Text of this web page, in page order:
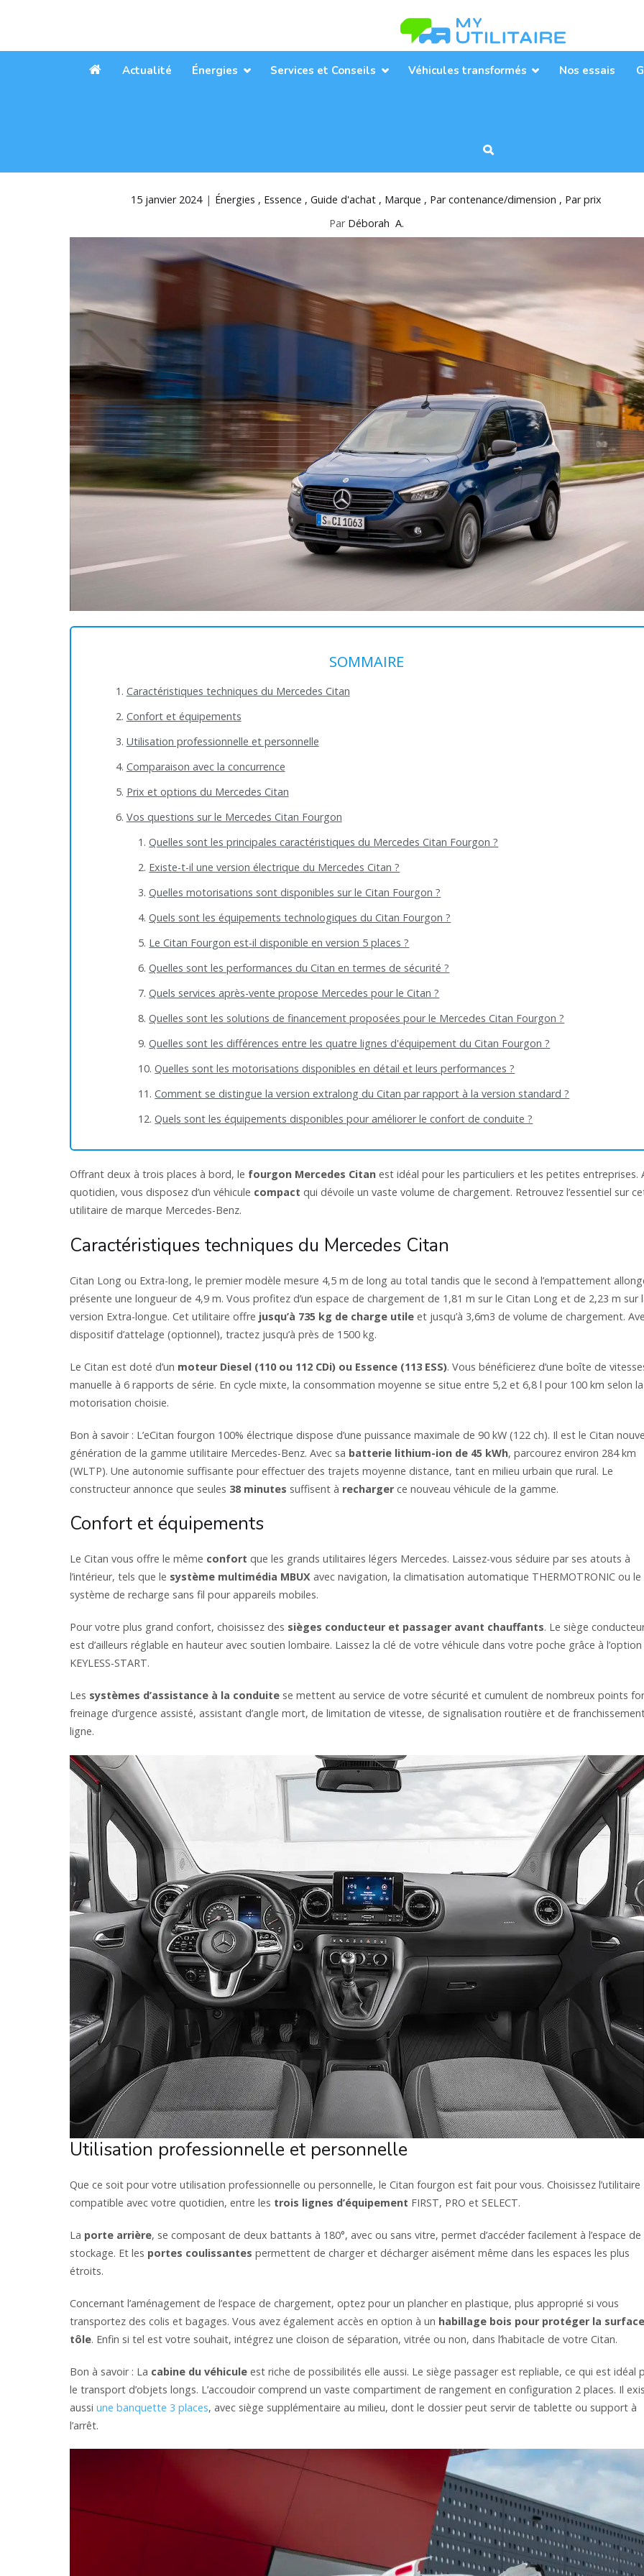
MyUtilitaire
AccueilActualité Énergies Services et Conseils Véhicules transformés Nos essais
15 janvier 2024 Énergies Essence Guide d'achat Marque Par contenance/dimension
Par prix
Par Déborah A.
SOMMAIRE
Caractéristiques techniques du Mercedes Citan
Confort et équipements
Utilisation professionnelle et personnelle
Comparaison avec la concurrence
Prix et options du Mercedes Citan
Vos questions sur le Mercedes Citan Fourgon
Quelles sont les principales caractéristiques du Mercedes Citan Fourgon ?
Existe-t-il une version électrique du Mercedes Citan ?
Quelles motorisations sont disponibles sur le Citan Fourgon ?
Quels sont les équipements technologiques du Citan Fourgon ?
Le Citan Fourgon est-il disponible en version 5 places ?
Quelles sont les performances du Citan en termes de sécurité ?
Quels services après-vente propose Mercedes pour le Citan ?
Quelles sont les solutions de financement proposées pour le Mercedes Citan Fourgon ?
Quelles sont les différences entre les quatre lignes d'équipement du Citan Fourgon ?
Quelles sont les motorisations disponibles en détail et leurs performances ?
Comment se distingue la version extralong du Citan par rapport à la version standard ?
Quels sont les équipements disponibles pour améliorer le confort de conduite ?
Offrant deux à trois places à bord, le fourgon Mercedes Citan est idéal pour les particuliers et les petites entreprises.
quotidien, vous disposez d’un véhicule compact qui dévoile un vaste volume de chargement. Retrouvez l’essentiel sur
utilitaire de marque Mercedes-Benz.
Caractéristiques techniques du Mercedes Citan
Citan Long ou Extra-long, le premier modèle mesure 4,5 m de long au total tandis que le second à l’empattement
présente une longueur de 4,9 m. Vous profitez d’un espace de chargement de 1,81 m sur le Citan Long et de 2,23 m sur
version Extra-longue. Cet utilitaire offre jusqu’à 735 kg de charge utile et jusqu’à 3,6m3 de volume de chargement.
dispositif d’attelage (optionnel), tractez jusqu’à près de 1500 kg.
Le Citan est doté d’un moteur Diesel (110 ou 112 CDi) ou Essence (113 ESS). Vous bénéficierez d’une boîte de
manuelle à 6 rapports de série. En cycle mixte, la consommation moyenne se situe entre 5,2 et 6,8 l pour 100 km selon la
motorisation choisie.
Bon à savoir : L’eCitan fourgon 100% électrique dispose d’une puissance maximale de 90 kW (122 ch). Il est le Citan
génération de la gamme utilitaire Mercedes-Benz. Avec sa batterie lithium-ion de 45 kWh, parcourez environ 284 km
(WLTP). Une autonomie suffisante pour effectuer des trajets moyenne distance, tant en milieu urbain que rural. Le
constructeur annonce que seules 38 minutes suffisent à recharger ce nouveau véhicule de la gamme.
Confort et équipements
Le Citan vous offre le même confort que les grands utilitaires légers Mercedes. Laissez-vous séduire par ses atouts à
l’intérieur, tels que le système multimédia MBUX avec navigation, la climatisation automatique THERMOTRONIC ou le
système de recharge sans fil pour appareils mobiles.
Pour votre plus grand confort, choisissez des sièges conducteur et passager avant chauffants. Le siège
est d’ailleurs réglable en hauteur avec soutien lombaire. Laissez la clé de votre véhicule dans votre poche grâce à l’option
KEYLESS-START.
Les systèmes d’assistance à la conduite se mettent au service de votre sécurité et cumulent de nombreux points
freinage d’urgence assisté, assistant d’angle mort, de limitation de vitesse, de signalisation routière et de
ligne.
Utilisation professionnelle et personnelle
Que ce soit pour votre utilisation professionnelle ou personnelle, le Citan fourgon est fait pour vous. Choisissez l’utilitaire
compatible avec votre quotidien, entre les trois lignes d’équipement FIRST, PRO et SELECT.
La porte arrière, se composant de deux battants à 180°, avec ou sans vitre, permet d’accéder facilement à l’espace de
stockage. Et les portes coulissantes permettent de charger et décharger aisément même dans les espaces les plus
étroits.
Concernant l’aménagement de l’espace de chargement, optez pour un plancher en plastique, plus approprié si vous
transportez des colis et bagages. Vous avez également accès en option à un habillage bois pour protéger la
tôle. Enfin si tel est votre souhait, intégrez une cloison de séparation, vitrée ou non, dans l’habitacle de votre Citan.
Bon à savoir : La cabine du véhicule est riche de possibilités elle aussi. Le siège passager est repliable, ce qui est idéal
le transport d’objets longs. L’accoudoir comprend un vaste compartiment de rangement en configuration 2 places. Il
aussi une banquette 3 places, avec siège supplémentaire au milieu, dont le dossier peut servir de tablette ou support à
l’arrêt.